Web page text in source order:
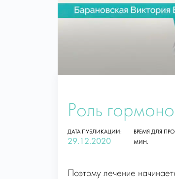
Роль
ДАТА ПУБЛИКАЦИИ:
29.12.2020
ВРЕМЯ ДЛЯ
МИН.
Поэтому лечение